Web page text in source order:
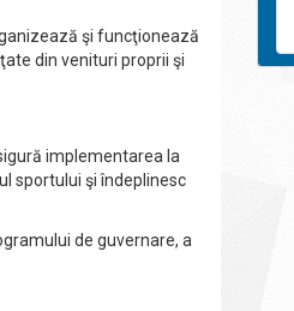
şi funcţionează
din venituri proprii şi
implementarea la
sportului şi îndeplinesc
de guvernare, a